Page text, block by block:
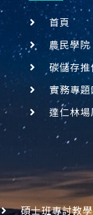
首頁
農民學院
碳儲存
實務專
達仁林
碩士班專討教